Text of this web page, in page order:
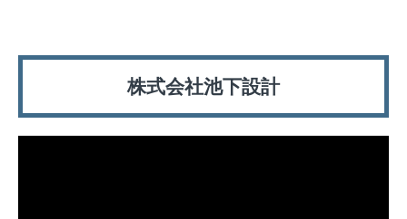
株式会社池下設計